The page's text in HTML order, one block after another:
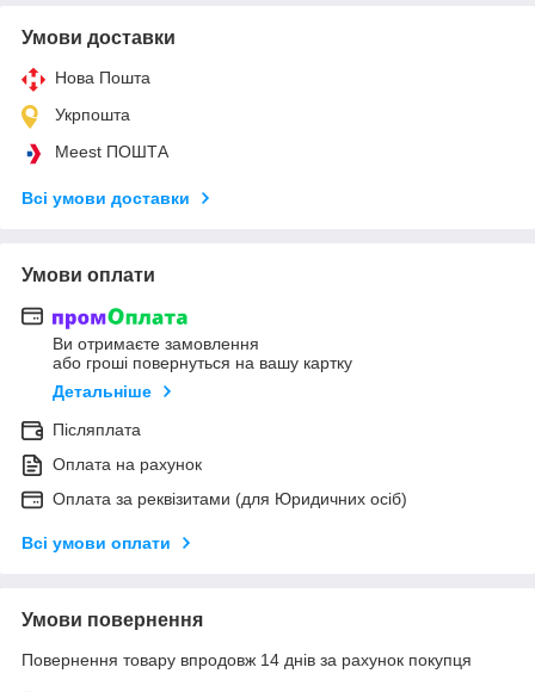
Умови доставки
Нова Пошта
Укрпошта
Meest ПОШТА
Всі умови доставки
Умови оплати
Ви отримаєте замовлення
або гроші повернуться на вашу картку
Детальніше
Післяплата
Оплата на рахунок
Оплата за реквізитами (для Юридичних осіб)
Всі умови оплати
Умови повернення
Повернення товару впродовж 14 днів за рахунок покупця